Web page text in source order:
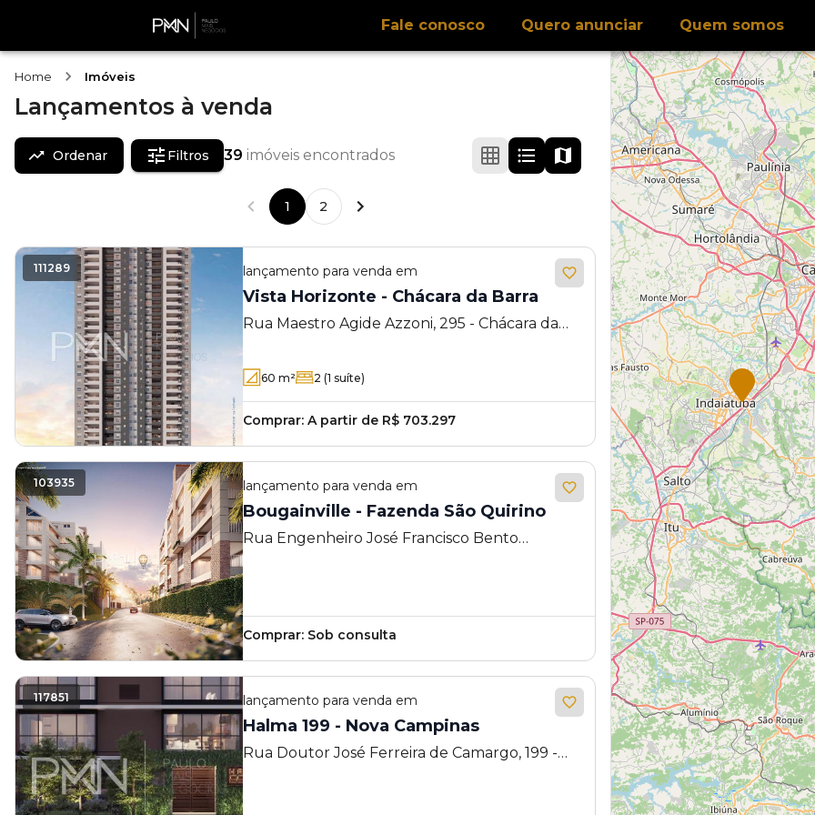
Fale conosco Quero anunciar Quem somos
Home Imóveis
Lançamentos à venda
Ordenar Filtros 39 imóveis encontrados
1 2
111289 lançamento para venda em
Vista Horizonte - Chácara da Barra
Rua Maestro Agide Azzoni, 295 - Chácara da
60 m² 2 (1 suíte)
Comprar: A partir de R$ 703.297
103935 lançamento para venda em
Bougainville - Fazenda São Quirino
Rua Engenheiro José Francisco Bento
Comprar: Sob consulta
117851 lançamento para venda em
Halma 199 - Nova Campinas
Rua Doutor José Ferreira de Camargo, 199 -